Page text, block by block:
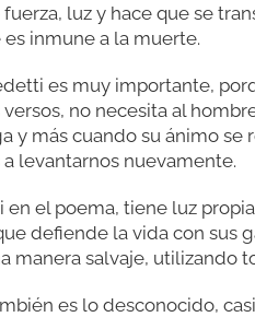
luz y hace que se
inmune a la muerte.
es muy importante,
no necesita al
más cuando su ánimo se
levantarnos nuevamente.
el poema, tiene luz
defiende la vida con sus
salvaje, utilizando
es lo desconocido,